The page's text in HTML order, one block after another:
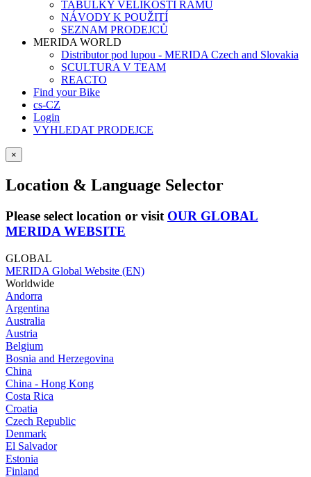
TABULKY VELIKOSTÍ RÁMŮ
NÁVODY K POUŽITÍ
SEZNAM PRODEJCŮ
MERIDA WORLD
Distributor pod lupou - MERIDA Czech and Slovakia
SCULTURA V TEAM
REACTO
Find your Bike
cs-CZ
Login
VYHLEDAT PRODEJCE
×
Location & Language Selector
Please select location or visit OUR GLOBAL
MERIDA WEBSITE
GLOBAL
MERIDA Global Website (EN)
Worldwide
Andorra
Argentina
Australia
Austria
Belgium
Bosnia and Herzegovina
China
China - Hong Kong
Costa Rica
Croatia
Czech Republic
Denmark
El Salvador
Estonia
Finland